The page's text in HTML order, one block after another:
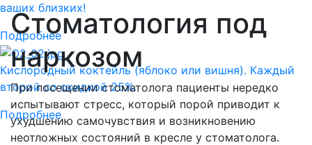
ваших близких!
Подробнее
Кислородный коктейль (яблоко или вишня). Каждый
второй со скидкой 25%.
Подробнее
Стоматология под
наркозом
При посещении стоматолога пациенты нередко
испытывают стресс, который порой приводит к
ухудшению самочувствия и возникновению
неотложных состояний в кресле у стоматолога.